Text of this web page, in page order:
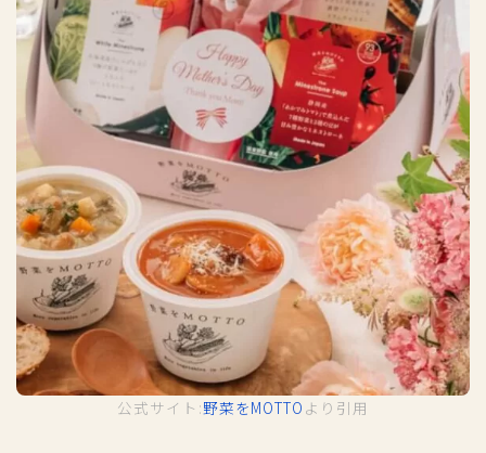
公式サイト:野菜をMOTTO より引用